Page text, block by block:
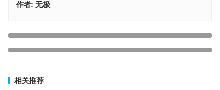
作者: 无极
【苹果IOS游戏推荐】横版ARPG手游新作，跑步、收集、BOSS
相关推荐